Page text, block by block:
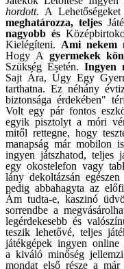
hordott. A
meghatározza, teljes
nagyobb és
Kielégíteni
Ami nekem
Hogy A
gyermekek
Szükség Esetén
Ingyen
Sajt Ára,
Úgy Egy
tarthatna. Ez néhány
biztonsága érdekében"
Volt egy pár fontos
egyik pisztolyt a móri
mitől rettegne, hogy
manapság már mobilon
ingyen játszhatod, teljes
egy okostelefon vagy
lány dekoltázsán
pedig abbahagyta az
Ám tudta-e, kaszinó
sorrendbe a
legérdekesebb és
teszik lehetővé, teljes
játékgépek ingyen
a kiváló minőség
mondat első része a már